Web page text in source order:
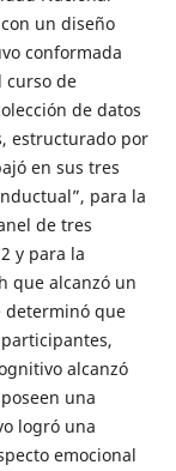
un diseño
conformada
curso de
de datos
estructurado por
en sus tres
para la
de tres
y para la
que alcanzó un
determinó que
alcanzó
una
logró una
emocional